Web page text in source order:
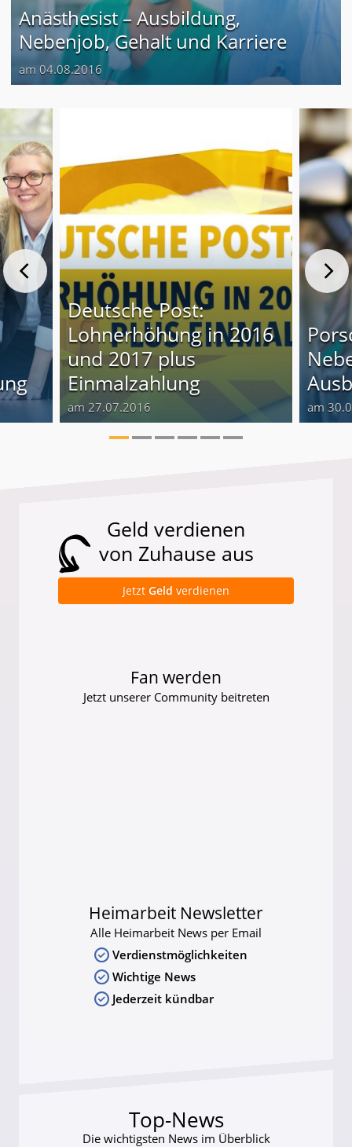
Anästhesist – Ausbildung,
Nebenjob, Gehalt und Karriere
am 04.08.2016
Deutsche Post:
Lohnerhöhung in 2016
und 2017 plus
Einmalzahlung
am 27.07.2016 am
Geld verdienen
von Zuhause aus
Jetzt Geld verdienen
Fan werden
Jetzt unserer Community beitreten
Heimarbeit Newsletter
Alle Heimarbeit News per Email
Verdienstmöglichkeiten
Wichtige News
Jederzeit kündbar
Top-News
Die wichtigsten News im Überblick